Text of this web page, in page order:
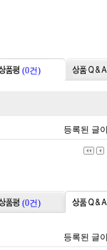
(0건)
등록된 글
(0건)
등록된 글